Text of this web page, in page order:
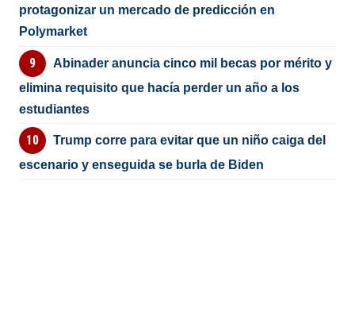
protagonizar un mercado de predicción en
Polymarket
Abinader anuncia cinco mil becas por mérito y
elimina requisito que hacía perder un año a los
estudiantes
Trump corre para evitar que un niño caiga del
escenario y enseguida se burla de Biden